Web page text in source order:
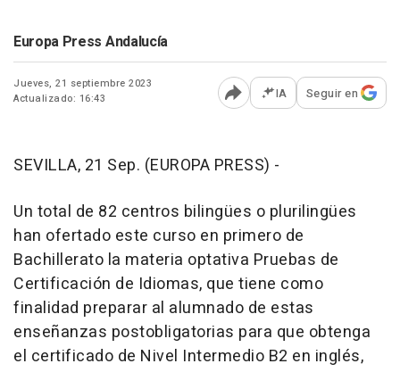
Europa Press Andalucía
Jueves, 21 septiembre 2023
Actualizado: 16:43
Abrir opciones para
IA Seguir en
SEVILLA, 21 Sep. (EUROPA PRESS) -
Un total de 82 centros bilingües o plurilingües
han ofertado este curso en primero de
Bachillerato la materia optativa Pruebas de
Certificación de Idiomas, que tiene como
finalidad preparar al alumnado de estas
enseñanzas postobligatorias para que obtenga
el certificado de Nivel Intermedio B2 en inglés,